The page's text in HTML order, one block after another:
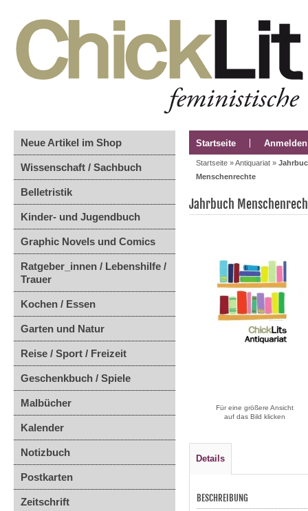
Neue Artikel im Shop
Wissenschaft / Sachbuch
Belletristik
Kinder- und Jugendbuch
Graphic Novels und Comics
Ratgeber_innen / Lebenshilfe /
Trauer
Kochen / Essen
Garten und Natur
Reise / Sport / Freizeit
Geschenkbuch / Spiele
Malbücher
Kalender
Notizbuch
Postkarten
Zeitschrift
Startseite Anmelden
Startseite »Antiquariat »
Menschenrechte
Jahrbuch
Für eine größere Ansicht
auf das Bild klicken
Details
BESCHREIBUNG